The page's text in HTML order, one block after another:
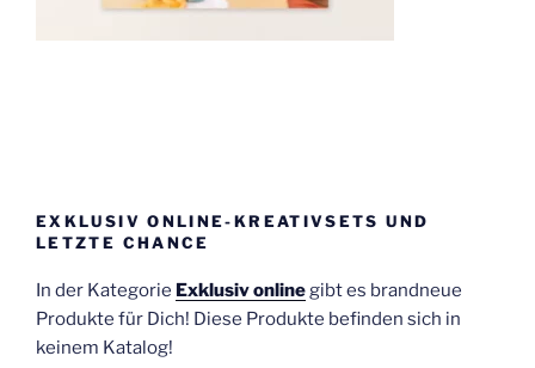
EXKLUSIV ONLINE-KREATIVSETS UND
LETZTE CHANCE
In der Kategorie Exklusiv onlinegibt es brandneue
Produkte für Dich! Diese Produkte befinden sich in
keinem Katalog!